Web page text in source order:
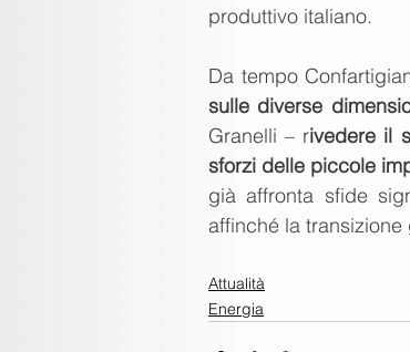
produttivo italiano.
Da tempo
sulle diverse
Granelli – rivedere il
sforzi delle piccole
già affronta sfide
affinché la
Attualità
Energia